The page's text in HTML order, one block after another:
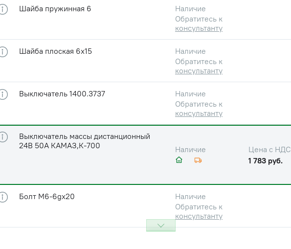
Шайба пружинная 6
Наличие
Обратитесь к
консультанту
Шайба плоская 6х15
Наличие
Обратитесь к
консультанту
Выключатель 1400.3737
Наличие
Обратитесь к
консультанту
Выключатель массы дистанционный
24В 50А КАМАЗ,К-700
Наличие
Цена с НДС
1 783 руб.
Болт М6-6gх20
Наличие
Обратитесь к
консультанту